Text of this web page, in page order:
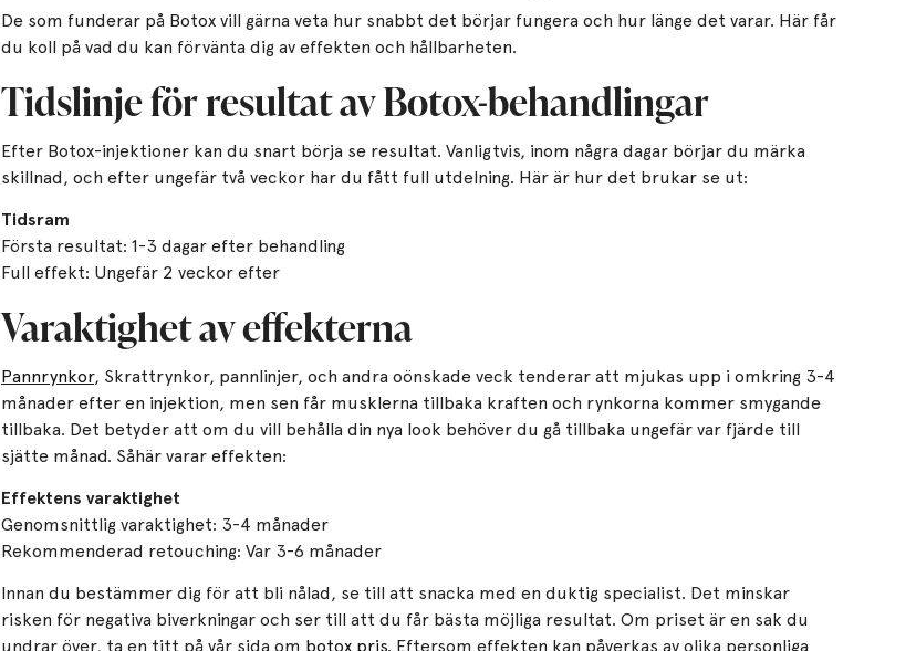
De som funderar på Botox vill gärna veta hur snabbt det börjar fungera och hur länge det varar. Här får
du koll på vad du kan förvänta dig av effekten och hållbarheten.
Tidslinje för resultat av Botox-behandlingar
Efter Botox-injektioner kan du snart börja se resultat. Vanligtvis, inom några dagar börjar du märka
skillnad, och efter ungefär två veckor har du fått full utdelning. Här är hur det brukar se ut:
Tidsram
Första resultat: 1-3 dagar efter behandling
Full effekt: Ungefär 2 veckor efter
Varaktighet av effekterna
Pannrynkor, Skrattrynkor, pannlinjer, och andra oönskade veck tenderar att mjukas upp i omkring 3-4
månader efter en injektion, men sen får musklerna tillbaka kraften och rynkorna kommer smygande
tillbaka. Det betyder att om du vill behålla din nya look behöver du gå tillbaka ungefär var fjärde till
sjätte månad. Såhär varar effekten:
Effektens varaktighet
Genomsnittlig varaktighet: 3-4 månader
Rekommenderad retouching: Var 3-6 månader
Innan du bestämmer dig för att bli nålad, se till att snacka med en duktig specialist. Det minskar
risken för negativa biverkningar och ser till att du får bästa möjliga resultat. Om priset är en sak du
undrar över, ta en titt på vår sida om botox pris. Eftersom effekten kan påverkas av olika personliga